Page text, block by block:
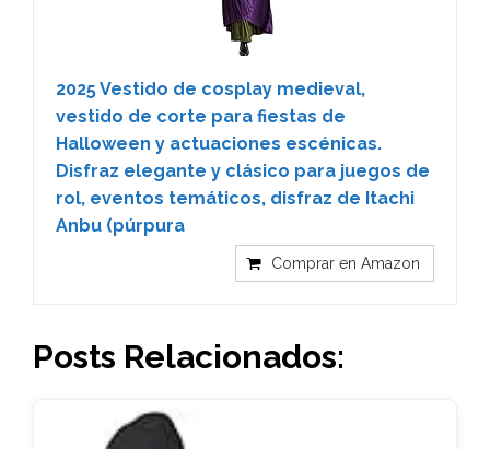
2025 Vestido de cosplay medieval,
vestido de corte para fiestas de
Halloween y actuaciones escénicas.
Disfraz elegante y clásico para juegos de
rol, eventos temáticos, disfraz de Itachi
Anbu (púrpura
Comprar en Amazon
Posts Relacionados: